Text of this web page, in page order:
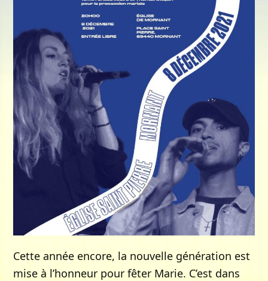
Cette année encore, la nouvelle génération est
mise à l’honneur pour fêter Marie. C’est dans